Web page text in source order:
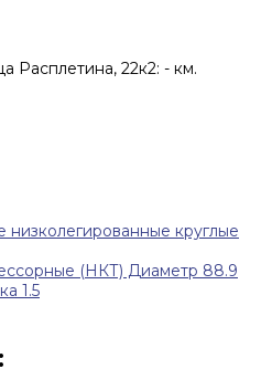
Расплетина, 22к2: - км.
низколегированные круглые
(НКТ) Диаметр 88.9
1.5